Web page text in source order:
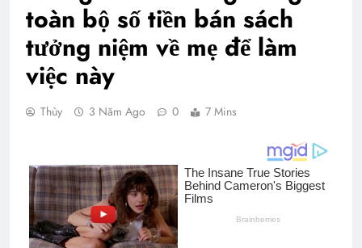
toàn bộ số tiền bán sách
tưởng niệm về mẹ để làm
việc này
Thùy 3 Năm Ago 0 7 Mins